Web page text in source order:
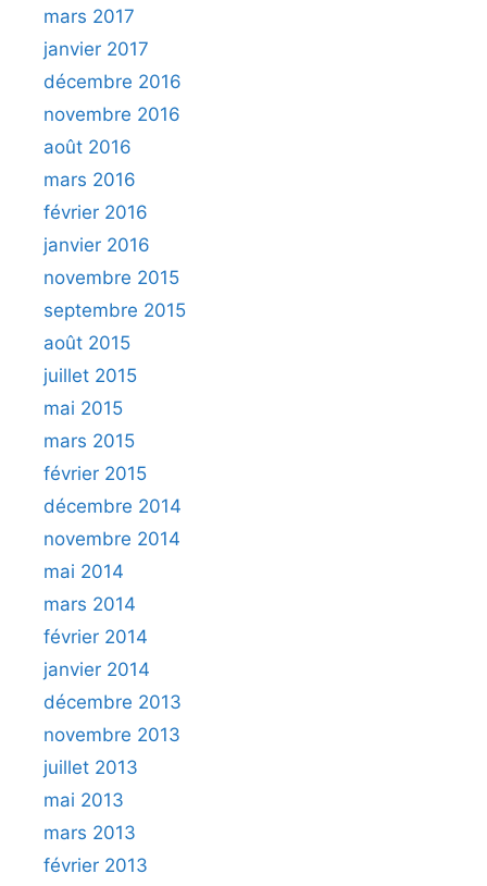
mars 2017
janvier 2017
décembre 2016
novembre 2016
août 2016
mars 2016
février 2016
janvier 2016
novembre 2015
septembre 2015
août 2015
juillet 2015
mai 2015
mars 2015
février 2015
décembre 2014
novembre 2014
mai 2014
mars 2014
février 2014
janvier 2014
décembre 2013
novembre 2013
juillet 2013
mai 2013
mars 2013
février 2013